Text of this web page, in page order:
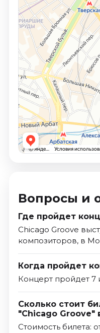
Вопросы и
Где пройдет
Chicago Groove
композиторов, в
Когда пройдет
Концерт пройдет 7
Сколько стоит
"Chicago Groove"
Стоимость билета: